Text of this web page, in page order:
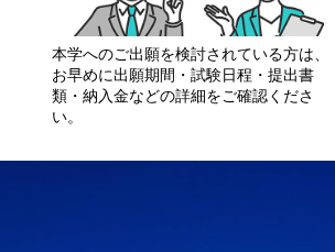
本学へのご出願を検討されている方は、
お早めに出願期間・試験日程・提出書
類・納入金などの詳細をご確認くださ
い。